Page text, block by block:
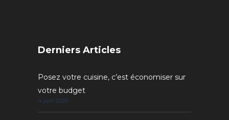
Derniers Articles
Posez votre cuisine, c’est économiser sur
votre budget
4 juin 2026